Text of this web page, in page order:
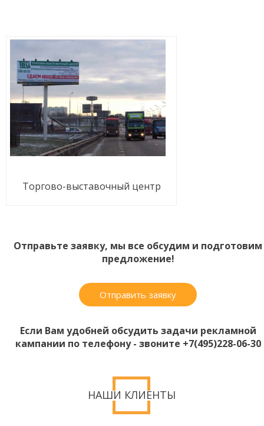
Торгово-выставочный центр
Отправьте заявку, мы все обсудим и подготовим
предложение!
Отправить заявку
Если Вам удобней обсудить задачи рекламной
кампании по телефону - звоните +7(495)228-06-30
НАШИ КЛИЕНТЫ